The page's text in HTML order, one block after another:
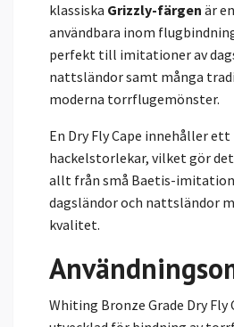
klassiska Grizzly-färgen är
användbara inom
perfekt till imitationer av
nattsländor samt många
moderna torrflugemönster.
En Dry Fly Cape innehåller
hackelstorlekar, vilket gör
allt från små Baetis-
dagsländor och nattsländor
kvalitet.
Whiting Bronze Grade Dry Fly